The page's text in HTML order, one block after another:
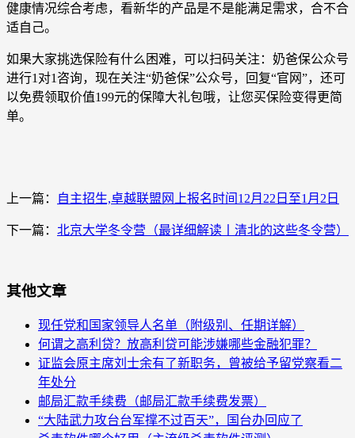
健康情况综合考虑，看新华的产品是不是能满足需求，合不合
适自己。
如果大家挑选保险有什么困难，可以扫码关注：奶爸保公众号
进行1对1咨询，现在关注“奶爸保”公众号，回复“官网”，还可
以免费领取价值199元的保障大礼包哦，让您买保险变得更简
单。
上一篇： 自主招生,卓越联盟网上报名时间12月22日至1月2日
下一篇： 北京大学冬令营（最详细解读丨清北的这些冬令营）
其他文章
现任党和国家领导人名单（附级别、任期详解）
何谓之高利贷？放高利贷可能涉嫌哪些金融犯罪？
证监会原主席刘士余有了新职务，曾被给予留党察看二
年处分
邮局汇款手续费（邮局汇款手续费发票）
“大陆武力攻台台军撑不过百天”，国台办回应了